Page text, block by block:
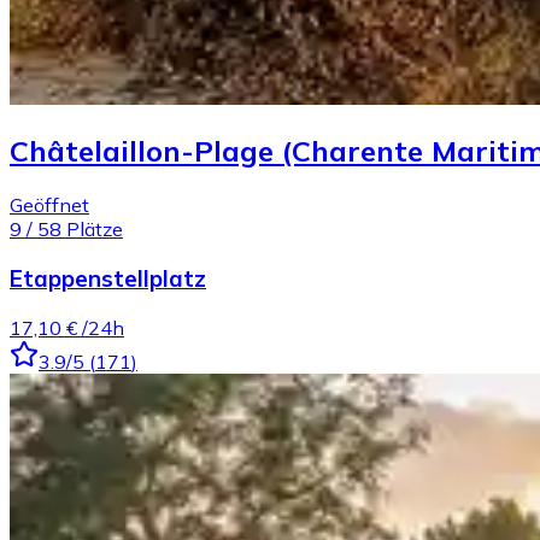
Châtelaillon-Plage (Charente
Geöffnet
9 / 58 Plätze
Etappenstellplatz
17,10 € /24h
3.9/5 (171)